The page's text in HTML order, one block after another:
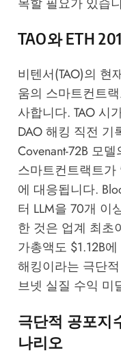
TAO와 ETH
비텐서(TAO)의 현
움의 스마트컨트
사합니다. TAO 시
DAO 해킹 직전 기
Covenant-72B 모
스마트컨트랙트
에 대응됩니다.
터 LLM을 70개 이
한 것은 업계 최초
가총액도 $1.12B
해킹이라는 극단
브넷 실질 수익 미
극단적 공포지
나리오